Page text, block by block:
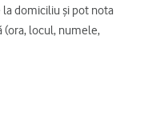
domiciliu și pot nota
(ora, locul, numele,